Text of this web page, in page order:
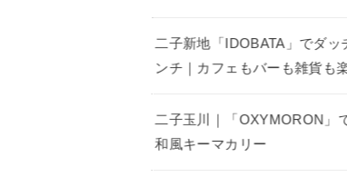
二子新地「IDOBATA」でダッ
ンチ｜カフェもバーも雑貨も
二子玉川｜「OXYMORON」
和風キーマカリー